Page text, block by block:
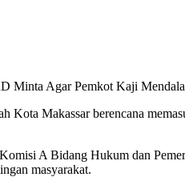
Minta Agar Pemkot Kaji
Kota Makassar berencana
A Bidang Hukum dan
masyarakat.